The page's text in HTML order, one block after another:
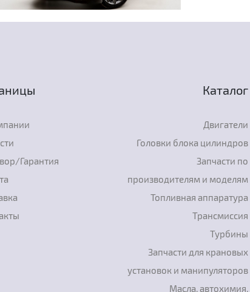
Гарантия
Каталог
Двигатели
Головки блока цилиндров
Запчасти по
производителям и моделям
Топливная аппаратура
Трансмиссия
Турбины
Запчасти для крановых
установок и манипуляторов
Масла, автохимия,